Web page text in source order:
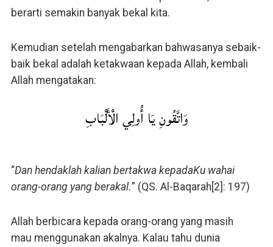
berarti semakin banyak bekal kita.
Kemudian setelah mengabarkan bahwasanya sebaik-
baik bekal adalah ketakwaan kepada Allah, kembali
Allah mengatakan:
وَاتَّقُونِ يَا أُولِي الْأَلْبَابِ
“Dan hendaklah kalian bertakwa kepadaKu wahai
orang-orang yang berakal.” (QS. Al-Baqarah[2]: 197)
Allah berbicara kepada orang-orang yang masih
mau menggunakan akalnya. Kalau tahu dunia